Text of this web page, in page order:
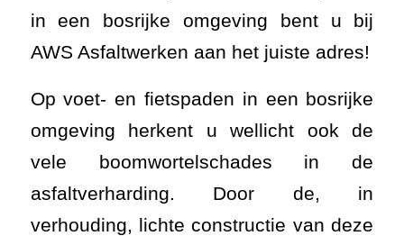
in een bosrijke omgeving bent u bij
AWS Asfaltwerken aan het juiste adres!
Op voet- en fietspaden in een bosrijke
omgeving herkent u wellicht ook de
vele boomwortelschades in de
asfaltverharding. Door de, in
verhouding, lichte constructie van deze